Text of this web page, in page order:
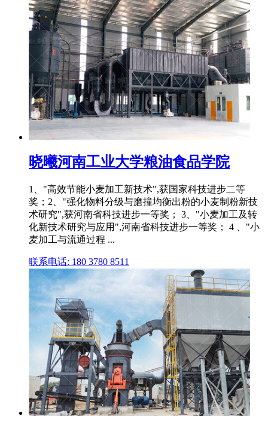
晓曦河南工业大学粮油食品学院
1、"高效节能小麦加工新技术",获国家科技进步二等
奖；2、"强化物料分级与磨撞均衡出粉的小麦制粉新技
术研究",获河南省科技进步一等奖； 3、"小麦加工及转
化新技术研究与应用",河南省科技进步一等奖； 4 、"小
麦加工与流通过程 ...
联系电话: 180 3780 8511